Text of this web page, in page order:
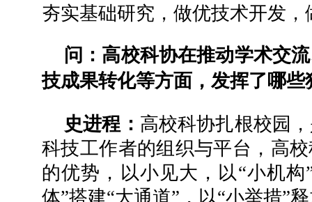
夯实基础研究，做优技术开发
问：高校科协在推动学术交
技成果转化等方面，发挥了哪些
史进程： 高校科协扎根校园
科技工作者的组织与平台，高
的优势，以小见大，以“小机构
体”搭建“大通道”，以“小举措”